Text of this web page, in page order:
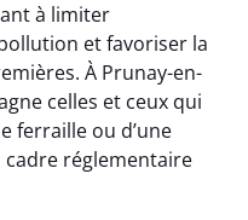
à limiter
et favoriser la
À Prunay-en-
celles et ceux qui
ferraille ou d’une
réglementaire